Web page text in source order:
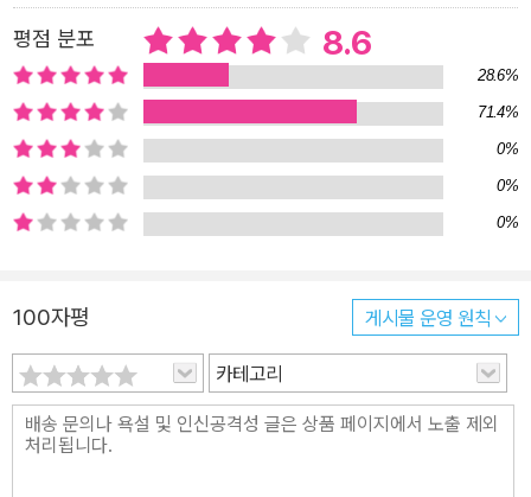
힘이 없었다. 다음 날 아침 아홉 시경 아무런 기척이 없던 방문을 하인
들이 열고 들어왔다. 그들은 이미 죽어 있는 에밀 졸라와 실신한 그의
아내를 발견했다. 당시 62세였던 에밀 졸라는 이렇게 어이없는 사고
로 세상을 떠났다. 1902년 10월 5일 일요일, 그의 장례식은 국장으
로 치러졌으며, 그로부터 6년 뒤인 1908년 6월 6일, 그의 유해는 프
랑스의 위인들이 안치되어 있는 팡테옹 신전(le Panthéon)으로 옮
겨졌다. 이제 그는 프랑스의 영원한 지성으로 기억되며 존경받고 있
력을 공포하는 것이다. 이렇듯 『작품』의 진정한 의도는 모든 예술가
가 창작 과정에서 겪는 고통을 조명하고자 하는 데 있다. 한편으로 이
소설은 문학으로서의 작품성 또한 뛰어나다고 평가받았다. 에밀 졸라
는 한 폭의 그림과 같은 소설을 쓰고 싶어 했는데, 실제로 이 소설 안
에는 지문을 대신하는 여러 그림에 대한 묘사가 담겨 있어 독자들에
게 한 편의 대작을 감상하는 기분을 선사한다. 판본 소개 ‘루공 마카르
팡티에 출판사에서 18절판의 491면으로 처음 간행되었다. ‘루공 마
카르 총서’는 제1제정시대(1830~1848)의 프랑스 사회를 그린 발자
크의 ‘인간 희극’ 시리즈를 본떠서 기획한 전집으로, 제2제정시대(18
52~1870) 루공과 마카르 집안 후손들의 삶을 통해 한 가정의 자연
적⋅사회적 역사를 그려 낸 대작이다. 『나나』, 『제르미나르』, 『대지(大
평점 분포 8.6
28.6%
71.4%
0%
0%
0%
100자평 게시물 운영 원칙
카테고리